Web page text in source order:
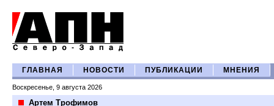
ГЛАВНАЯ НОВОСТИ ПУБЛИКАЦИИ МНЕНИЯ
Воскресенье, 9 августа 2026
Артем Трофимов